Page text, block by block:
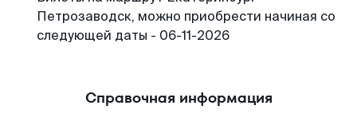
Петрозаводск, можно приобрести начиная со
следующей даты - 06-11-2026
Справочная информация